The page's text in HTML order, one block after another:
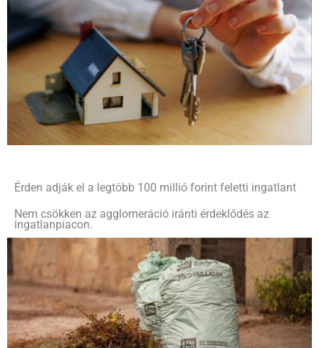
Érden adják el a legtöbb 100 millió forint feletti ingatlant
Nem csökken az agglomeráció iránti érdeklődés az
ingatlanpiacon.